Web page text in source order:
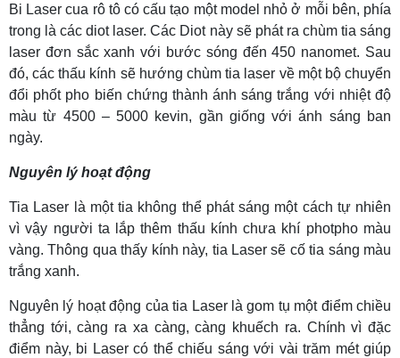
Bi Laser cua rô tô có cấu tạo một model nhỏ ở mỗi bên, phía
trong là các diot laser. Các Diot này sẽ phát ra chùm tia sáng
laser đơn sắc xanh với bước sóng đến 450 nanomet. Sau
đó, các thấu kính sẽ hướng chùm tia laser về một bộ chuyển
đổi phốt pho biến chứng thành ánh sáng trắng với nhiệt độ
màu từ 4500 – 5000 kevin, gần giống với ánh sáng ban
ngày.
Nguyên lý hoạt động
Tia Laser là một tia không thể phát sáng một cách tự nhiên
vì vậy người ta lắp thêm thấu kính chưa khí photpho màu
vàng. Thông qua thấy kính này, tia Laser sẽ cố tia sáng màu
trắng xanh.
Nguyên lý hoạt động của tia Laser là gom tụ một điểm chiều
thẳng tới, càng ra xa càng, càng khuếch ra. Chính vì đặc
điểm này, bi Laser có thể chiếu sáng với vài trăm mét giúp